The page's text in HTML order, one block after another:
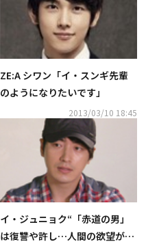
ZE:A シワン「イ・スンギ先輩
のようになりたいです」
2013/03/10 18:45
イ・ジュニョク“「赤道の男」
は復讐や許し…人間の欲望が描